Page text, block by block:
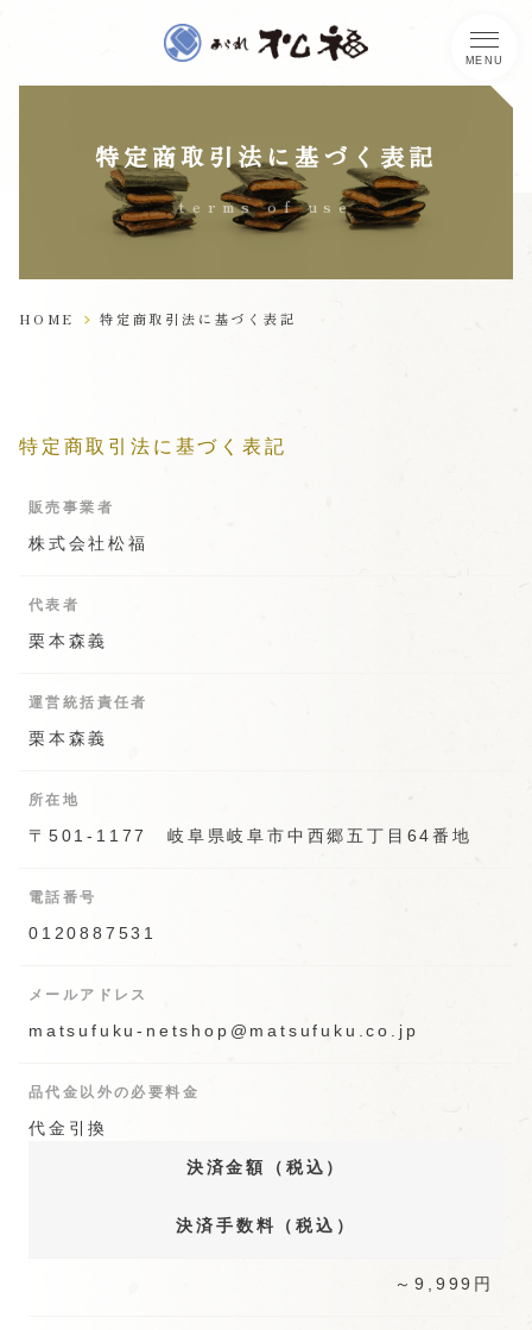
進物・贈答品
福ようよう
福くるり
あられが勢揃い
味是稀也
せんべい・おかき
季節商品
小餅あゆ
5月10日頃 8月20日頃
をりをりに
手提げ袋・
オンラインショップと実店舗の在庫状況は異なり
了とさせていただきます。
旨塩おかき
こしあん
手巻納豆
焙煎桜えび
アーモンド
チーズ
MENU
特定商取引法に基づく表記
terms of use
HOME 特定商取引法に基づく表記
特定商取引法に基づく表記
販売事業者
株式会社松福
代表者
栗本森義
運営統括責任者
栗本森義
所在地
〒501-1177 岐阜県岐阜市中西郷五丁目64番地
電話番号
0120887531
メールアドレス
matsufuku-netshop@matsufuku.co.jp
品代金以外の必要料金
代金引換
決済金額（税込）
決済手数料（税込）
～9,999円